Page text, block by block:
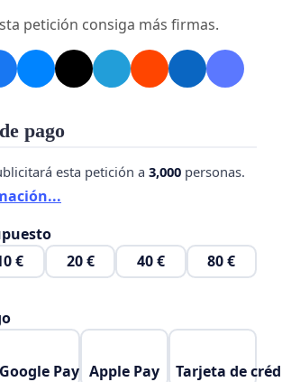
para exámenes son
de manera improvisada y a pocos
vencimientos de entregas o fechas
limitando severamente la
de preparación adecuada.
y equidad en la
Se ha constatado que distintos
reciben valores arancelarios
el mismo servicio educativo, sin
ni explicación alguna, lo cual
una práctica inequitativa y
petición consiga más firmas.
pago
esta petición a 3,000 personas.
€ 20 € 40 € 80 €
Google Pay Apple Pay Tarjeta de